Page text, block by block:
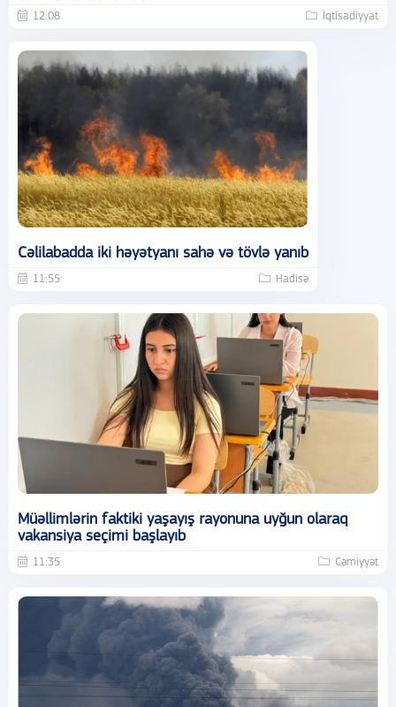
12:08 İqtisadiyyat
Cəlilabadda iki həyətyanı sahə və tövlə yanıb
11:55 Hadisə
Müəllimlərin faktiki yaşayış rayonuna uyğun olaraq
vakansiya seçimi başlayıb
11:35 Cəmiyyət